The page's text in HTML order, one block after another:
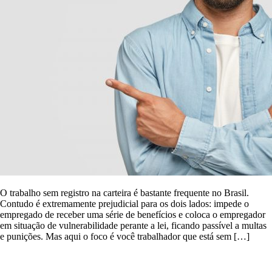
O trabalho sem registro na carteira é bastante frequente no Brasil.
Contudo é extremamente prejudicial para os dois lados: impede o
empregado de receber uma série de benefícios e coloca o empregador
em situação de vulnerabilidade perante a lei, ficando passível a multas
e punições. Mas aqui o foco é você trabalhador que está sem […]